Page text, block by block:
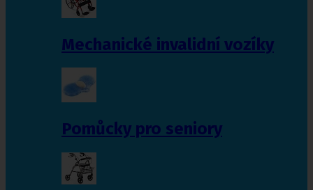
Mechanické invalidní vozíky
Pomůcky pro seniory